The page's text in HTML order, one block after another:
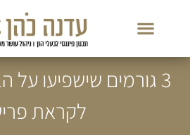
3 גורמים שישפיעו
לקראת